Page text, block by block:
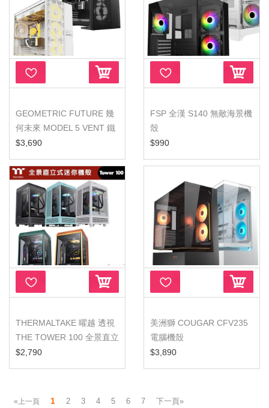
GEOMETRIC FUTURE 幾
何未來 MODEL 5 VENT 鐵
扇 網孔面...
$3,690
FSP 全漢 S140 無敵海景機
殼
$990
THERMALTAKE 曜越 透視
THE TOWER 100 全景直立
式迷你...
$2,790
美洲獅 COUGAR CFV235
電腦機殼
$3,890
«上一頁 1 2 3 4 5 6 7 下一頁»